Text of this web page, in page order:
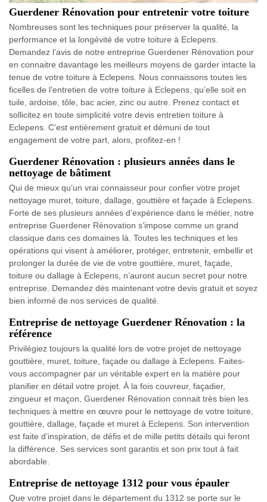
Guerdener Rénovation pour entretenir votre toiture
Nombreuses sont les techniques pour préserver la qualité, la
performance et la longévité de votre toiture à Eclepens.
Demandez l’avis de notre entreprise Guerdener Rénovation pour
en connaitre davantage les meilleurs moyens de garder intacte la
tenue de votre toiture à Eclepens. Nous connaissons toutes les
ficelles de l’entretien de votre toiture à Eclepens, qu’elle soit en
tuile, ardoise, tôle, bac acier, zinc ou autre. Prenez contact et
sollicitez en toute simplicité votre devis entretien toiture à
Eclepens. C’est entièrement gratuit et démuni de tout
engagement de votre part, alors, profitez-en !
Guerdener Rénovation : plusieurs années dans le
nettoyage de bâtiment
Qui de mieux qu’un vrai connaisseur pour confier votre projet
nettoyage muret, toiture, dallage, gouttière et façade à Eclepens.
Forte de ses plusieurs années d’expérience dans le métier, notre
entreprise Guerdener Rénovation s’impose comme un grand
classique dans ces domaines là. Toutes les techniques et les
opérations qui visent à améliorer, protéger, entretenir, embellir et
prolonger la durée de vie de votre gouttière, muret, façade,
toiture ou dallage à Eclepens, n’auront aucun secret pour notre
entreprise. Demandez dès maintenant votre devis gratuit et soyez
bien informé de nos services de qualité.
Entreprise de nettoyage Guerdener Rénovation : la
référence
Privilégiez toujours la qualité lors de votre projet de nettoyage
gouttière, muret, toiture, façade ou dallage à Eclepens. Faites-
vous accompagner par un véritable expert en la matière pour
planifier en détail votre projet. À la fois couvreur, façadier,
zingueur et maçon, Guerdener Rénovation connait très bien les
techniques à mettre en œuvre pour le nettoyage de votre toiture,
gouttière, dallage, façade et muret à Eclepens. Son intervention
est faite d’inspiration, de défis et de mille petits détails qui feront
la différence. Ses services sont garantis et son prix tout à fait
abordable.
Entreprise de nettoyage 1312 pour vous épauler
Que votre projet dans le département du 1312 se porte sur le